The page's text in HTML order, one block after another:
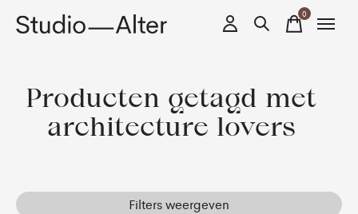
0items
Producten getagd met
architecture lovers
Filters weergeven